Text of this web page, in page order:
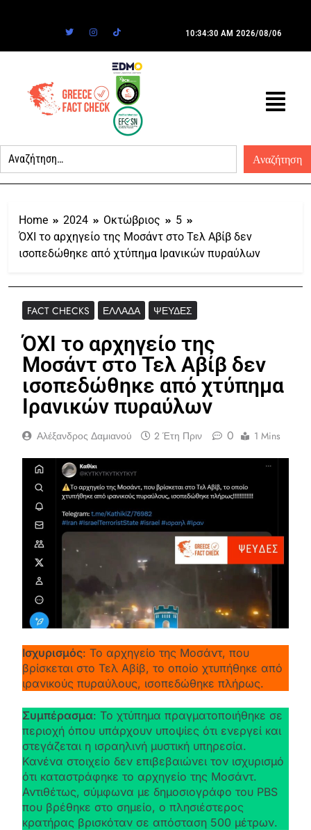
10:34:30 AM 2026/08/06
Home 2024 Οκτώβριος
5
ΌΧΙ το αρχηγείο της Μοσάντ στο Τελ Αβίβ δεν
ισοπεδώθηκε από χτύπημα Ιρανικών πυραύλων
FACT CHECKS ΕΛΛΆΔΑ ΨΕΥΔΈΣ
ΌΧΙ το αρχηγείο της
Μοσάντ στο Τελ Αβίβ δεν
ισοπεδώθηκε από χτύπημα
Ιρανικών πυραύλων
Αλέξανδρος Δαμιανού 2 Έτη Πριν 0 1 Mins
Ισχυρισμός: Το αρχηγείο της Μοσάντ, που
βρίσκεται στο Τελ Αβίβ, το οποίο χτυπήθηκε από
ιρανικούς πυραύλους, ισοπεδώθηκε πλήρως.
Συμπέρασμα: Το χτύπημα πραγματοποιήθηκε σε
περιοχή όπου υπάρχουν υποψίες ότι ενεργεί και
στεγάζεται η ισραηλινή μυστική υπηρεσία.
Κανένα στοιχείο δεν επιβεβαιώνει τον ισχυρισμό
ότι καταστράφηκε το αρχηγείο της Μοσάντ.
Αντιθέτως, σύμφωνα με δημοσιογράφο του PBS
που βρέθηκε στο σημείο, ο πλησιέστερος
κρατήρας βρισκόταν σε απόσταση 500 μέτρων.